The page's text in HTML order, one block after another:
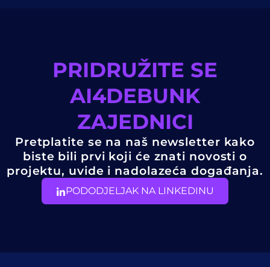
PRIDRUŽITE SE
AI4DEBUNK
ZAJEDNICI
Pretplatite se na naš newsletter kako
biste bili prvi koji će znati novosti o
projektu, uvide i nadolazeća događanja.
PODODJELJAK NA LINKEDINU